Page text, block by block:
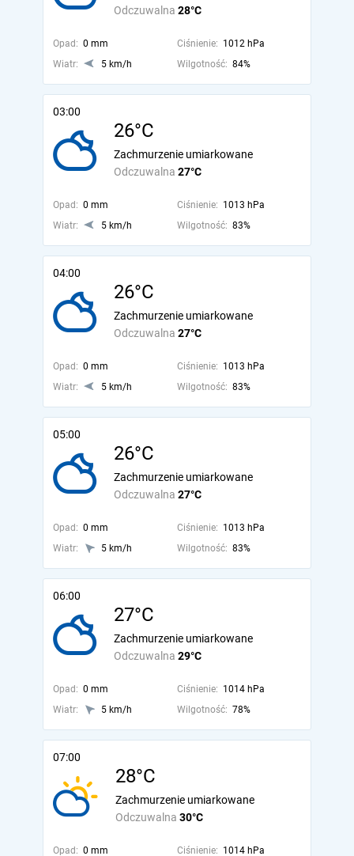
Odczuwalna 28°C
Opad: 0 mm Ciśnienie: 1012 hPa
Wiatr:
5 km/h Wilgotność: 84%
03:00
26°C
Odczuwalna 27°C
Zachmurzenie umiarkowane
Opad: 0 mm Ciśnienie: 1013 hPa
Wiatr:
5 km/h Wilgotność: 83%
04:00
26°C
Odczuwalna 27°C
Zachmurzenie umiarkowane
Opad: 0 mm Ciśnienie: 1013 hPa
Wiatr:
5 km/h Wilgotność: 83%
05:00
26°C
Odczuwalna 27°C
Zachmurzenie umiarkowane
Opad: 0 mm Ciśnienie: 1013 hPa
Wiatr:
5 km/h Wilgotność: 83%
06:00
27°C
Odczuwalna 29°C
Zachmurzenie umiarkowane
Opad: 0 mm Ciśnienie: 1014 hPa
Wiatr:
5 km/h Wilgotność: 78%
07:00
28°C
Odczuwalna 30°C
Zachmurzenie umiarkowane
Opad: 0 mm Ciśnienie: 1014 hPa